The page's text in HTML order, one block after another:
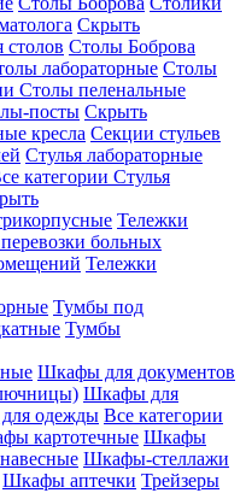
Скрыть
столов Столы Боброва
лабораторные Столы
Столы пеленальные
посты Скрыть
кресла Секции стульев
Стулья лабораторные
категории Стулья
Тележки
больных
Тележки
Тумбы под
Тумбы
Шкафы для документов
Шкафы для
одежды Все категории
картотечные Шкафы
Шкафы-стеллажи
Шкафы аптечки Трейзеры